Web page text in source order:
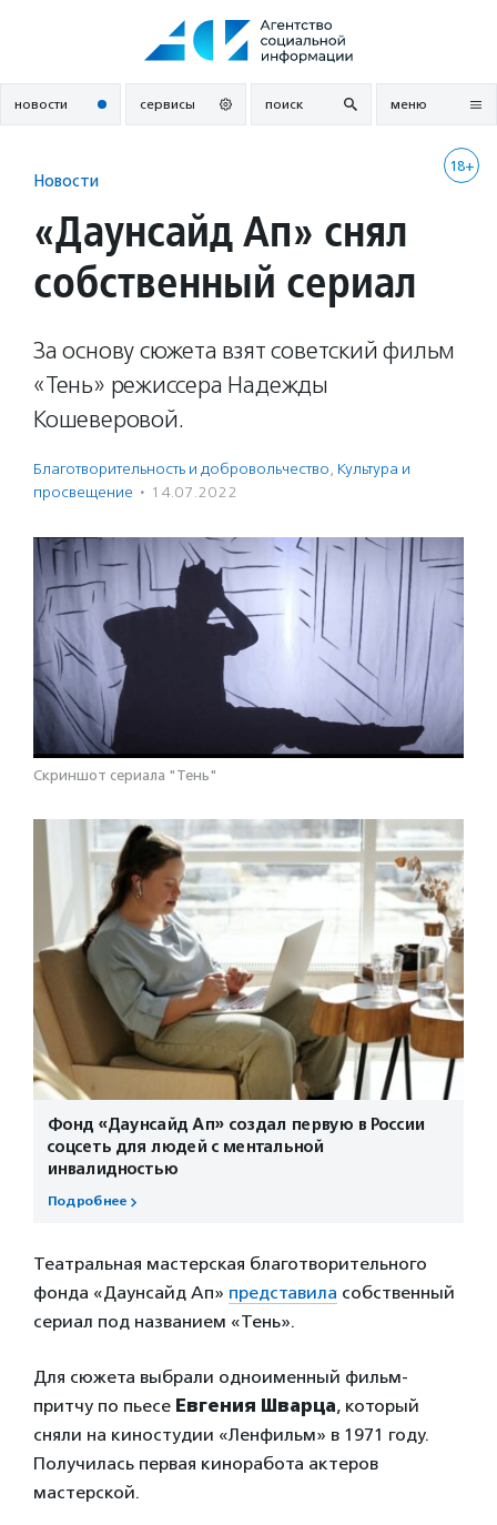
новости сервисы поиск меню
18+
Новости
«Даунсайд Ап» снял
собственный сериал
За основу сюжета взят советский фильм
«Тень» режиссера Надежды
Кошеверовой.
Благотвори­тель­ность и доброволь­чест­во, Культура и
просвещение · 14.07.2022
Скриншот сериала "Тень"
Фонд «Даунсайд Ап» создал первую в России
соцсеть для людей с ментальной
инвалидностью
Подробнее
Театральная мастерская благотворительного
фонда «Даунсайд Ап» представила собственный
сериал под названием «Тень».
Для сюжета выбрали одноименный фильм-
притчу по пьесе Евгения Шварца, который
сняли на киностудии «Ленфильм» в 1971 году.
Получилась первая киноработа актеров
мастерской.